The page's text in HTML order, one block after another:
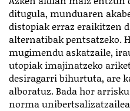
ditugula, munduaren
distopiak erraz eraikitzen
alternatibak pentsatzeko.
mugimendu askatzaile,
utopiak imajinatzeko
desiragarri bihurtuta, are
alboratuz. Bada hor
norma